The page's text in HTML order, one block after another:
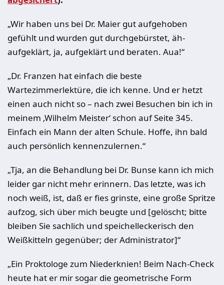
„Wir haben uns bei Dr. Maier gut aufgehoben
gefühlt und wurden gut durchgebürstet, äh-
aufgeklärt, ja, aufgeklärt und beraten. Aua!“
„Dr. Franzen hat einfach die beste
Wartezimmerlektüre, die ich kenne. Und er hetzt
einen auch nicht so – nach zwei Besuchen bin ich in
meinem ‚Wilhelm Meister‘ schon auf Seite 345.
Einfach ein Mann der alten Schule. Hoffe, ihn bald
auch persönlich kennenzulernen.“
„Tja, an die Behandlung bei Dr. Bunse kann ich mich
leider gar nicht mehr erinnern. Das letzte, was ich
noch weiß, ist, daß er fies grinste, eine große Spritze
aufzog, sich über mich beugte und [gelöscht; bitte
bleiben Sie sachlich und speichelleckerisch den
Weißkitteln gegenüber; der Administrator]“
„Ein Proktologe zum Niederknien! Beim Nach-Check
heute hat er mir sogar die geometrische Form